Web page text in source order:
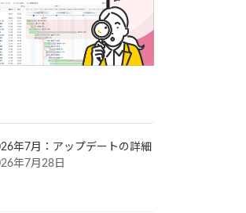
年7月：アップデートの詳細
年7月28日